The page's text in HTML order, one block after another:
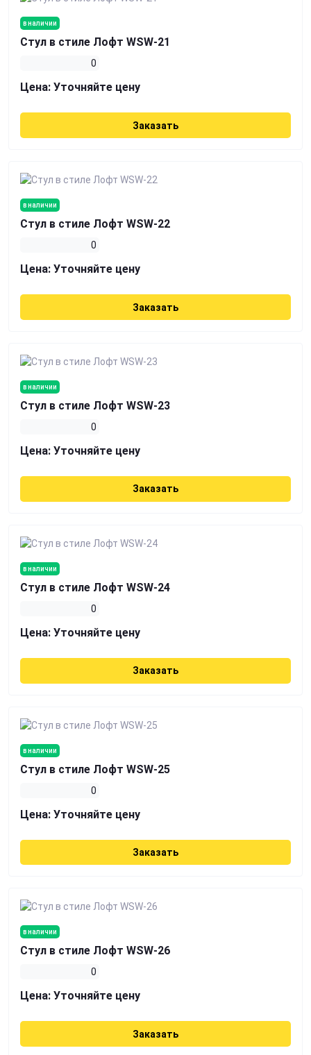
в наличии
Стул в стиле Лофт WSW-21
0
Цена: Уточняйте цену
Заказать
в наличии
Стул в стиле Лофт WSW-22
0
Цена: Уточняйте цену
Заказать
в наличии
Стул в стиле Лофт WSW-23
0
Цена: Уточняйте цену
Заказать
в наличии
Стул в стиле Лофт WSW-24
0
Цена: Уточняйте цену
Заказать
в наличии
Стул в стиле Лофт WSW-25
0
Цена: Уточняйте цену
Заказать
в наличии
Стул в стиле Лофт WSW-26
0
Цена: Уточняйте цену
Заказать